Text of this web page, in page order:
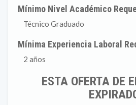
Mínimo Nivel Académico
Técnico Graduado
Mínima Experiencia Laboral
2 años
ESTA OFERTA DE